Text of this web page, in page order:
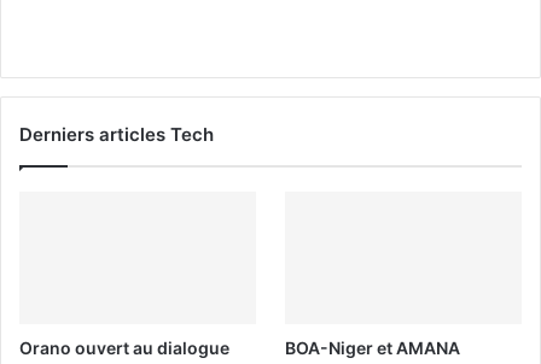
Derniers articles Tech
Orano ouvert au dialogue
BOA-Niger et AMANA